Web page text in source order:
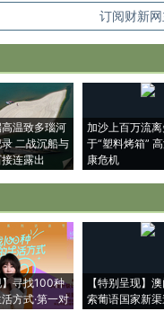
信息。经确认即可刊登转载。
订阅财新
温致多瑙河
二战沉船与
连露出
加沙上百万流
于“塑料烤箱”
康危机
】寻找100种
方式·第一对
【特别呈现】
索葡语国家新渠